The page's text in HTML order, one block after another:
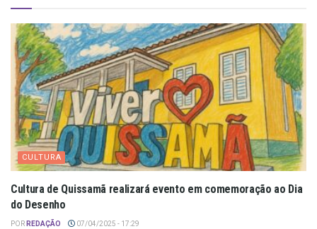
CULTURA
Cultura de Quissamã realizará evento em comemoração ao Dia
do Desenho
POR REDAÇÃO 07/04/2025 - 17:29